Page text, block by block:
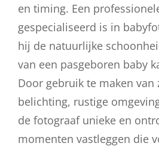
en timing. Een
gespecialiseerd is in
hij de natuurlijke
van een pasgeboren baby
Door gebruik te maken van
belichting, rustige
de fotograaf unieke en
momenten vastleggen die